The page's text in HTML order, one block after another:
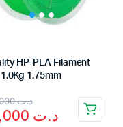
HP-PLA Filament
1.75mm
د.ت109,000
د.ت